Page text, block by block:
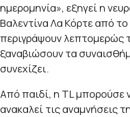
ημερομηνία», εξηγεί η
Βαλεντίνα Λα Κόρτε από
περιγράψουν λεπτομερώς
ξαναβιώσουν τα
συνεχίζει.
Από παιδί, η TL μπορούσε
ανακαλεί τις αναμνήσεις